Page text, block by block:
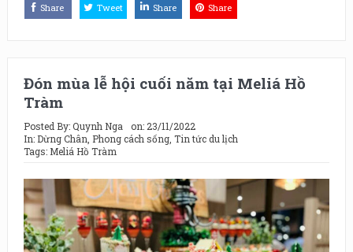
Share Tweet Share Share
Đón mùa lễ hội cuối năm tại Meliá Hồ
Tràm
Posted By:Quynh Nga on: 23/11/2022
In: Dừng Chân Phong cách sống, Tin tức du lịch
Tags: Meliá Hồ Tràm